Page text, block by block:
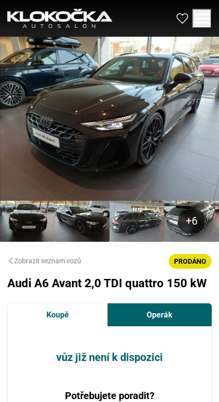
Zobrazit seznam vozů PRODÁNO
Audi A6 Avant 2,0 TDI quattro 150 kW
Koupě Operák
vůz již není k dispozici
Potřebujete poradit?